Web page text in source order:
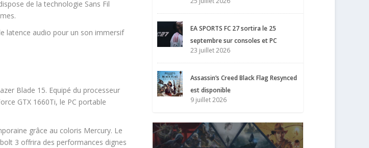
de la technologie Sans Fil
latence audio pour un son immersif
Blade 15. Equipé du processeur
GTX 1660Ti, le PC portable
grâce au coloris Mercury. Le
3 offrira des performances dignes
EA SPORTS FC 27 sortira le 25
septembre sur consoles et PC
23 juillet 2026
Assassin’s Creed Black Flag Resynced
est disponible
9 juillet 2026